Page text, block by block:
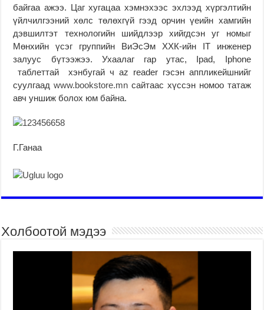
байгаа ажээ. Цаг хугацаа хэмнэхээс эхлээд хүргэлтийн
үйлчилгээний хөлс төлөхгүй гээд орчин үеийн хамгийн
дэвшилтэт технологийн шийдлээр хийгдсэн уг номыг
Мөнхийн үсэг группийн ВиЭсЭм ХХК-ийн IT инженер
залуус бүтээжээ. Ухаалаг гар утас, Ipad, Iphone
таблеттай хэнбугай ч az reader гэсэн аппликейшнийг
суулгаадwww.bookstore.mn сайтаас хүссэн номоо татаж
авч уншиж болох юм байна.
Г.Ганаа
Холбоотой мэдээ